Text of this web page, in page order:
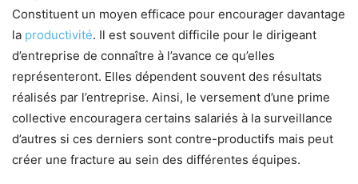
Constituent un moyen efficace pour encourager davantage
la productivité. Il est souvent difficile pour le dirigeant
d’entreprise de connaître à l’avance ce qu’elles
représenteront. Elles dépendent souvent des résultats
réalisés par l’entreprise. Ainsi, le versement d’une prime
collective encouragera certains salariés à la surveillance
d’autres si ces derniers sont contre-productifs mais peut
créer une fracture au sein des différentes équipes.